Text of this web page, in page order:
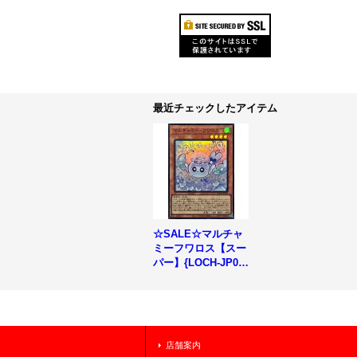
最近チェックしたアイテム
☆SALE☆マルチャ
ミーフワロス【スー
パー】{LOCH-JP04
店舗案内